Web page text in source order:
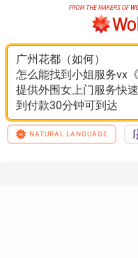
广州花都（如何）
怎么能找到小姐服务vx
提供外围女上门服务快
到付款30分钟可到达
NATURAL LANGUAGE